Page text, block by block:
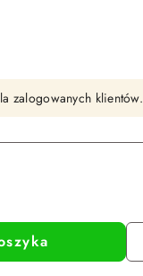
zalogowanych klientów.